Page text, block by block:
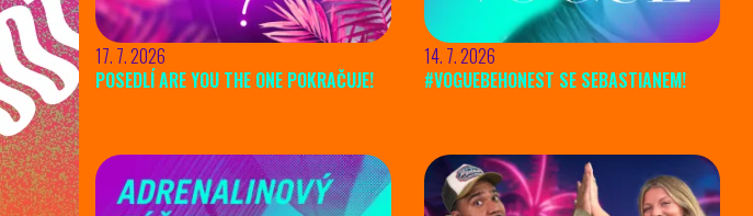
17. 7. 2026
POSEDLÍ ARE YOU THE ONE POKRAČUJE!
14. 7. 2026
#VOGUEBEHONEST SE SEBASTIANEM!